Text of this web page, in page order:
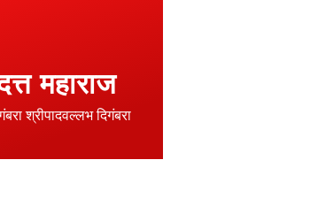
महाराज
श्रीपादवल्लभ दिगंबरा